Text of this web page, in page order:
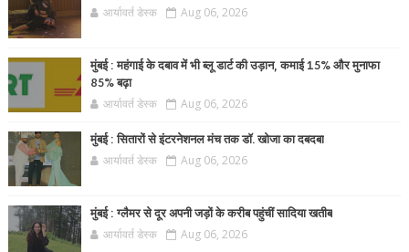
आर्यावर्त डेस्क Aug 06, 2026
मुंबई : महंगाई के दबाव में भी ब्लू डार्ट की उड़ान, कमाई 15% और मुनाफा
85% बढ़ा
आर्यावर्त डेस्क Aug 06, 2026
मुंबई : सितारों से इंटरनेशनल मंच तक डॉ. खोजा का दबदबा
आर्यावर्त डेस्क Aug 06, 2026
मुंबई : ग्लैमर से दूर अपनी जड़ों के करीब पहुंचीं सादिया खतीब
आर्यावर्त डेस्क Aug 06, 2026